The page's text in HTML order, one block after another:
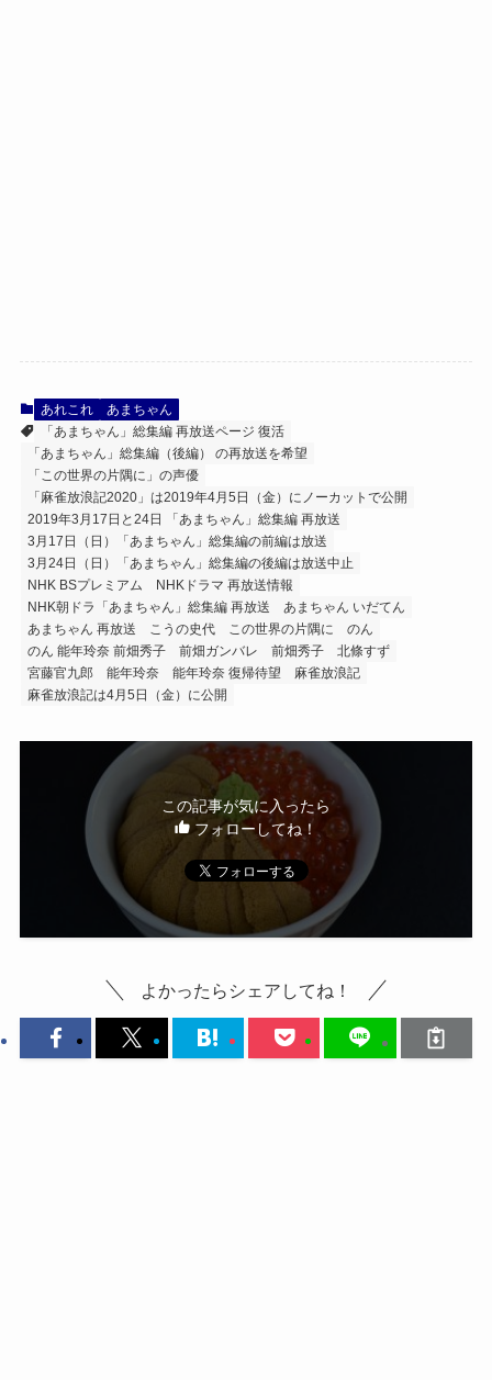
あれこれ
あまちゃん
「あまちゃん」総集編 再放送ページ 復活
「あまちゃん」総集編（後編） の再放送を希望
「この世界の片隅に」の声優
「麻雀放浪記2020」は2019年4月5日（金）にノーカットで公開
2019年3月17日と24日 「あまちゃん」総集編 再放送
3月17日（日）「あまちゃん」総集編の前編は放送
3月24日（日）「あまちゃん」総集編の後編は放送中止
NHK BSプレミアム
NHKドラマ 再放送情報
NHK朝ドラ「あまちゃん」総集編 再放送
あまちゃん いだてん
あまちゃん 再放送
こうの史代 この世界の片隅に
のん
のん 能年玲奈 前畑秀子
前畑ガンバレ 前畑秀子
北條すず
宮藤官九郎
能年玲奈 能年玲奈 復帰待望
麻雀放浪記
麻雀放浪記は4月5日（金）に公開
この記事が気に入ったら
フォローしてね！
よかったらシェアしてね！